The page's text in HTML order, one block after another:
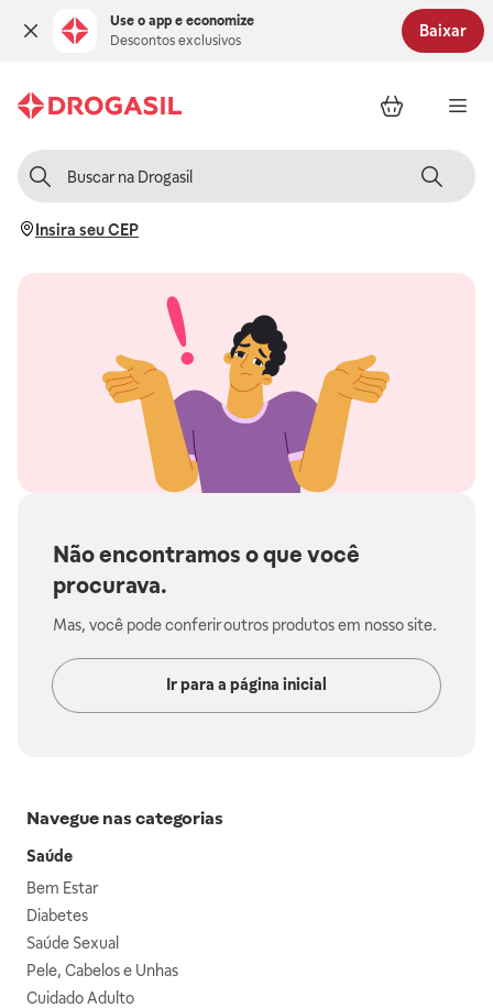
Use o app e economize
Descontos exclusivos
Baixar
Insira seu CEP
Não encontramos o que você
procurava.
Mas, você pode conferir outros produtos em nosso site.
Ir para a página inicial
Navegue nas categorias
Saúde
Bem Estar
Diabetes
Saúde Sexual
Pele, Cabelos e Unhas
Cuidado Adulto